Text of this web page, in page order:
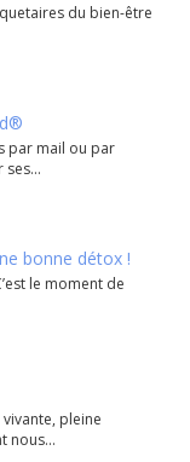
du bien-être
par mail ou par
bonne détox !
le moment de
pleine
nous...